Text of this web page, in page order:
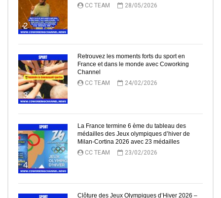
2
CC TEAM
28/05/2026
3
Retrouvez les moments forts du sport en
France et dans le monde avec Coworking
Channel
CC TEAM
24/02/2026
4
La France termine 6 ème du tableau des
médailles des Jeux olympiques d’hiver de
Milan-Cortina 2026 avec 23 médailles
CC TEAM
23/02/2026
Clôture des Jeux Olympiques d’Hiver 2026 –